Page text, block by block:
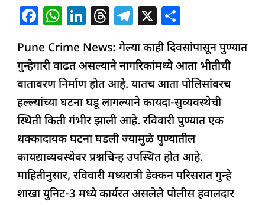
F
c
e
b
o
o
k
W
at
s
A
p
p
Li
k
e
dI
n
T
h
re
a
d
s
T
e
g
ra
m
X
h
ar
e
Pune Crime News: गेल्या काही दिवसांपासून पुण्यात
गुन्हेगारी वाढत असल्याने नागरिकांमध्ये आता भीतीची
वातावरण निर्माण होत आहे. यातच आता पोलिसांवरच
हल्ल्यांच्या घटना घडू लागल्याने कायदा-सुव्यवस्थेची
स्थिती किती गंभीर झाली आहे. रविवारी पुण्यात एक
धक्कादायक घटना घडली ज्यामुळे पुण्यातील
कायद्याव्यवस्थेवर प्रश्नचिन्ह उपस्थित होत आहे.
माहितीनुसार, रविवारी मध्यरात्री डेक्कन परिसरात गुन्हे
शाखा युनिट-3 मध्ये कार्यरत असलेले पोलीस हवालदार
हवालदारावर
कोयत्याने
हल्ला